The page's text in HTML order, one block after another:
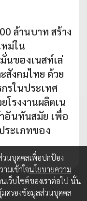
ล้านบาท สร้าง
ม่ใน
นของเนสท์เล่
สังคมไทย ด้วย
รในประเทศ
โรงงานผลิตเน
อันทันสมัย เพื่อ
ะเภทของ
วนบุคคลเพื่อปกป้อง
มเข้าใจนโยบายความ
เว็บไซต์ของเราต่อไป นั่น
มครองข้อมูลส่วนบุคคล